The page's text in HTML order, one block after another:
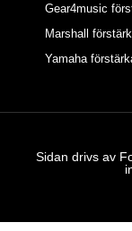
Gear4music
Marshall
Yamaha
Sidan drivs av